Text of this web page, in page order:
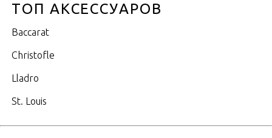
ТОП АКСЕССУАРОВ
Baccarat
Christofle
Lladro
St. Louis